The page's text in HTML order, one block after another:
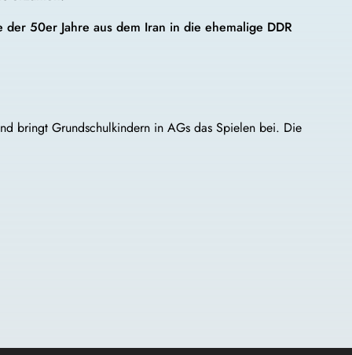
der 50er Jahre aus dem Iran in die ehemalige DDR
bringt Grundschulkindern in AGs das Spielen bei. Die